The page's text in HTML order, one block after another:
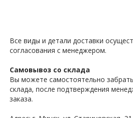
Все виды и детали доставки
согласования с менеджером.
Самовывоз со склада
Вы можете самостоятельно
склада, после подтверждения
заказа.